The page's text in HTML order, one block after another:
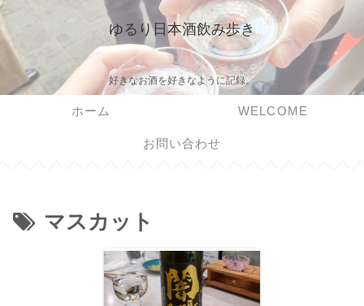
ゆるり日本酒飲み歩き
好きなお酒を好きなように記録。
ホーム WELCOME
お問い合わせ
マスカット